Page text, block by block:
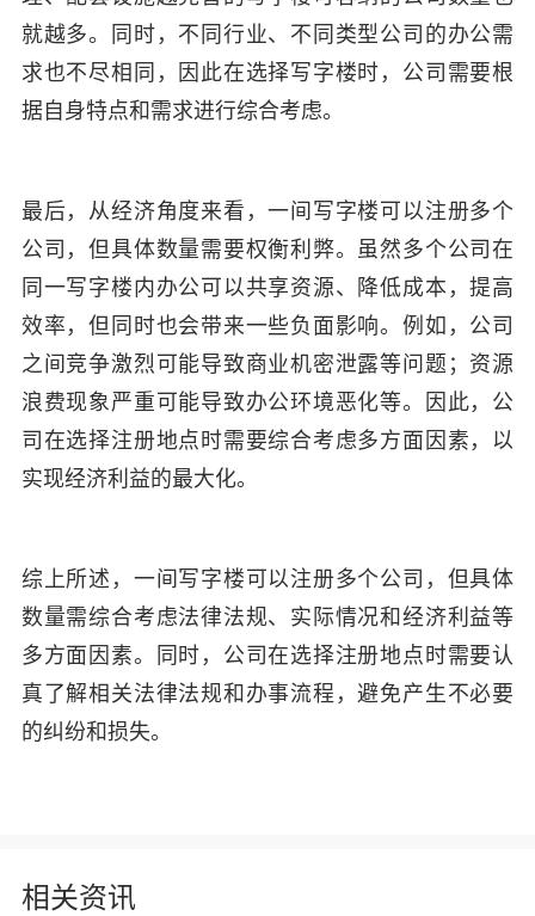
就越多。同时，不同行业、不同类型公司的办公需
求也不尽相同，因此在选择写字楼时，公司需要根
据自身特点和需求进行综合考虑。
最后，从经济角度来看，一间写字楼可以注册多个
公司，但具体数量需要权衡利弊。虽然多个公司在
同一写字楼内办公可以共享资源、降低成本，提高
效率，但同时也会带来一些负面影响。例如，公司
之间竞争激烈可能导致商业机密泄露等问题；资源
浪费现象严重可能导致办公环境恶化等。因此，公
司在选择注册地点时需要综合考虑多方面因素，以
实现经济利益的最大化。
综上所述，一间写字楼可以注册多个公司，但具体
数量需综合考虑法律法规、实际情况和经济利益等
多方面因素。同时，公司在选择注册地点时需要认
真了解相关法律法规和办事流程，避免产生不必要
的纠纷和损失。
相关资讯